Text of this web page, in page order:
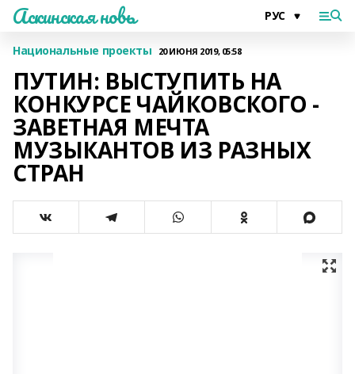
Аскинская новь
Национальные проекты 20 ИЮНЯ 2019, 05:58
ПУТИН: ВЫСТУПИТЬ НА
КОНКУРСЕ ЧАЙКОВСКОГО -
ЗАВЕТНАЯ МЕЧТА
МУЗЫКАНТОВ ИЗ РАЗНЫХ
СТРАН